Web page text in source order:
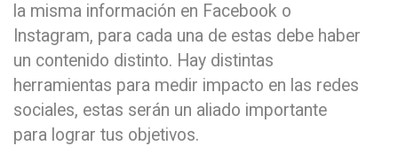
la misma información en Facebook o
Instagram, para cada una de estas debe haber
un contenido distinto. Hay distintas
herramientas para medir impacto en las redes
sociales, estas serán un aliado importante
para lograr tus objetivos.